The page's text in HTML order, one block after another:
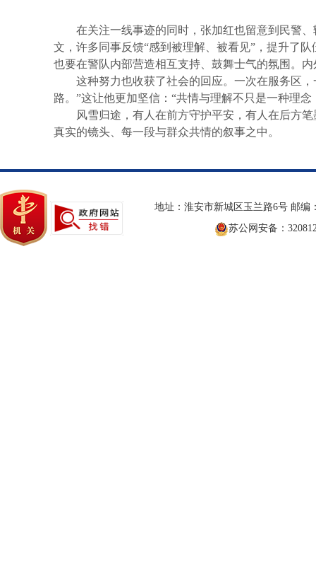
在关注一线事迹的同时，张加红也留意到民警
文，许多同事反馈“感到被理解、被看见”，提升了
也要在警队内部营造相互支持、鼓舞士气的氛围。
这种努力也收获了社会的回应。一次在服务区
路。”这让他更加坚信：“共情与理解不只是一种理
风雪归途，有人在前方守护平安，有人在后方
真实的镜头、每一段与群众共情的叙事之中。
地址：淮安市新城区玉兰路6号 邮编
苏公网安备：